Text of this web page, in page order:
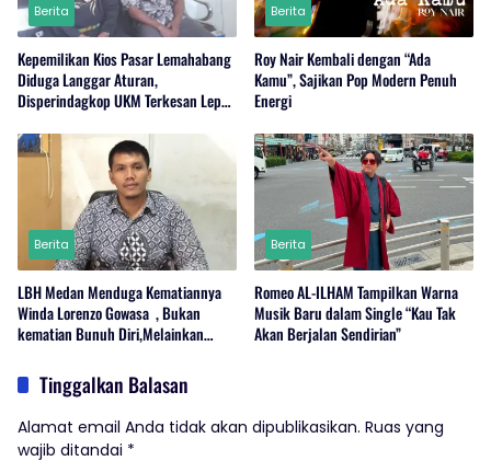
Berita
Kepemilikan Kios Pasar Lemahabang
Diduga Langgar Aturan,
Disperindagkop UKM Terkesan Lepas
Berita
Roy Nair Kembali dengan “Ada
Kamu”, Sajikan Pop Modern Penuh
Energi
Berita
LBH Medan Menduga Kematiannya
Winda Lorenzo Gowasa , Bukan
kematian Bunuh Diri,Melainkan
Berita
Romeo AL-ILHAM Tampilkan Warna
Musik Baru dalam Single “Kau Tak
Akan Berjalan Sendirian”
Tinggalkan Balasan
Alamat email Anda tidak akan dipublikasikan. Ruas yang
wajib ditandai *